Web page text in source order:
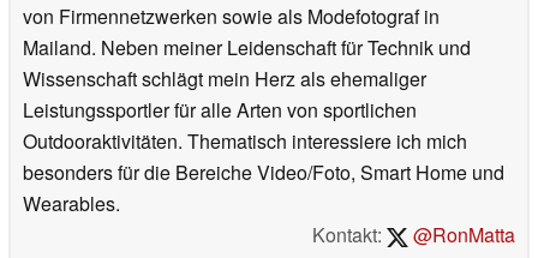
von Firmennetzwerken sowie als Modefotograf in
Mailand. Neben meiner Leidenschaft für Technik und
Wissenschaft schlägt mein Herz als ehemaliger
Leistungssportler für alle Arten von sportlichen
Outdooraktivitäten. Thematisch interessiere ich mich
besonders für die Bereiche Video/Foto, Smart Home und
Wearables.
Kontakt:
@RonMatta